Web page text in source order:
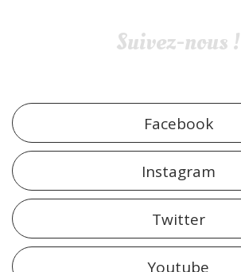
Suivez-nous !
Facebook
Instagram
Twitter
Youtube